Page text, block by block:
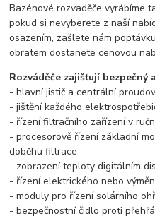
Bazénové rozvaděče vyrábíme
pokud si nevyberete z naší
osazením, zašlete nám
obratem dostanete cenovou
Rozváděče zajišťují
- hlavní jistič a centrální
- jištění každého
- řízení filtračního zařízení v
- procesorově řízení základní
doběhu filtrace
- zobrazení teploty digitálním
- řízení elektrického nebo
- moduly pro řízení solárního
- bezpečnostní čidlo proti